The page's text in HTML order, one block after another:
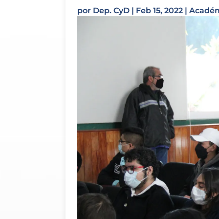
por Dep. CyD | Feb 15, 2022 |